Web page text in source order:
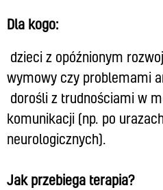
Dla kogo:
dzieci z opóźnionym
wymowy czy problemami
dorośli z trudnościami w
komunikacji (np. po
neurologicznych).
Jak przebiega terapia?